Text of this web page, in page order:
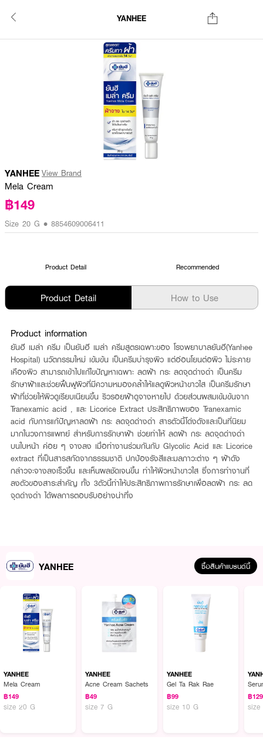
YANHEE
YANHEE View Brand
Mela Cream
฿149
Size 20 G • 8854609006411
Product Detail Recommended
Product Detail How to Use
Product information
ยันฮี เมล่า ครีม เป็นยันฮี เมล่า ครีมสูตรเฉพาะของ โรงพยาบาลยันฮี(Yanhee
Hospital) นวัตกรรมใหม่ เข้มข้น เป็นครีมบำรุงผิว แต่อ่อนโยนต่อผิว ไม่ระคาย
เคืองผิว สามารถเข้าไปแก้ไขปัญหาเฉพาะ ลดฝ้า กระ ลดจุดด่างดำ เป็นครีม
รักษาฝ้าและช่วยฟื้นฟูผิวที่มีความหมองคล้ำให้แลดูผิวหน้าขาวใส เป็นครีมรักษา
ฝ้าที่ช่วยให้ผิวดูเรียบเนียนขึ้น ริวรอยฝ้าดูจางหายไป ด้วยส่วนผสมเข้มข้นจาก
Tranexamic acid , และ Licorice Extract ประสิทธิภาพของ Tranexamic
acid กับการแก้ปัญหาลดฝ้า กระ ลดจุดด่างดำ สารตัวนี้โด่งดังและเป็นที่นิยม
มากในวงการแพทย์ สำหรับการรักษาฝ้า ช่วยทำให้ ลดฝ้า กระ ลดจุดด่างดำ
บนใบหน้า ค่อย ๆ จางลง เมื่อทำงานร่วมกันกับ Glycolic Acid และ Licorice
extract ที่เป็นสารสกัดจากธรรมชาติ ปกป้องรังสีและมลภาวะต่าง ๆ ฝ้าดัง
กล่าวจะจางลงเร็วขึ้น และเห็นผลชัดเจนขึ้น ทำให้ผิวหน้าขาวใส ซึ่งการทำงานที่
ลงตัวของสาระสำคัญ ทั้ง 3ตัวนี้ทำให้ประสิทธิภาพการรักษาเพื่อลดฝ้า กระ ลด
จุดด่างดำ ได้ผลการตอบรับอย่างน่าทึ่ง
YANHEE ซื้อสินค้าแบรนด์นี้
YANHEE
Mela Cream
฿149
size 20 G
YANHEE
Acne Cream Sachets
฿49
size 7 G
YANHEE
Gel Ta Rak Rae
฿99
size 10 G
฿129
size